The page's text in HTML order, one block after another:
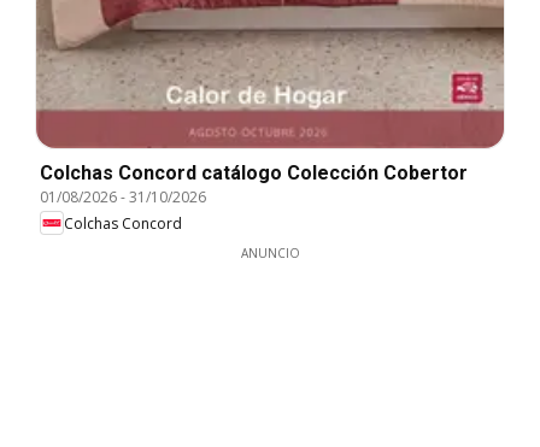
Colchas Concord catálogo Colección Cobertor
01/08/2026-31/10/2026
Colchas Concord
ANUNCIO